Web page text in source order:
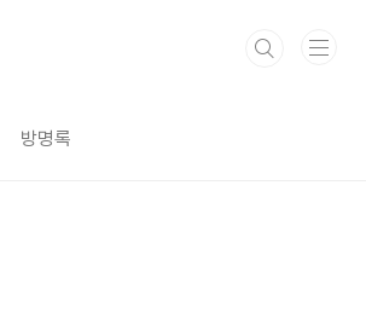
방명록